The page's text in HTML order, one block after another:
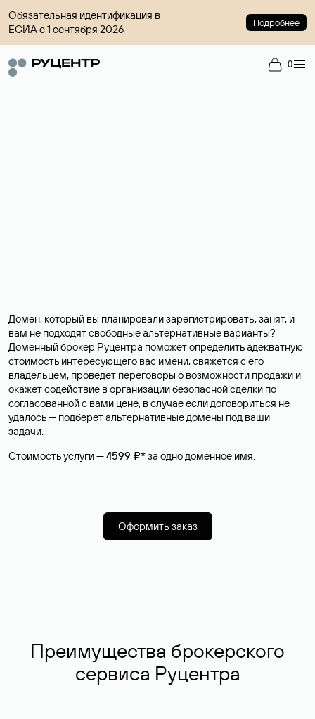
Обязательная идентификация в
ЕСИА с 1 сентября 2026
Подробнее
0
Домен, который вы планировали зарегистрировать, занят, и
вам не подходят свободные альтернативные варианты?
Доменный брокер Руцентра поможет определить адекватную
стоимость интересующего вас имени, свяжется с его
владельцем, проведет переговоры о возможности продажи и
окажет содействие в организации безопасной сделки по
согласованной с вами цене, в случае если договориться не
удалось — подберет альтернативные домены под ваши
задачи.
Стоимость услуги —4599 ₽*за одно доменное имя.
Оформить заказ
Преимущества брокерского
сервиса Руцентра